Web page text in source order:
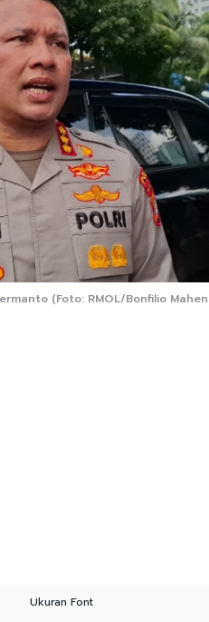
(Foto: RMOL/Bonfilio
Ukuran Font